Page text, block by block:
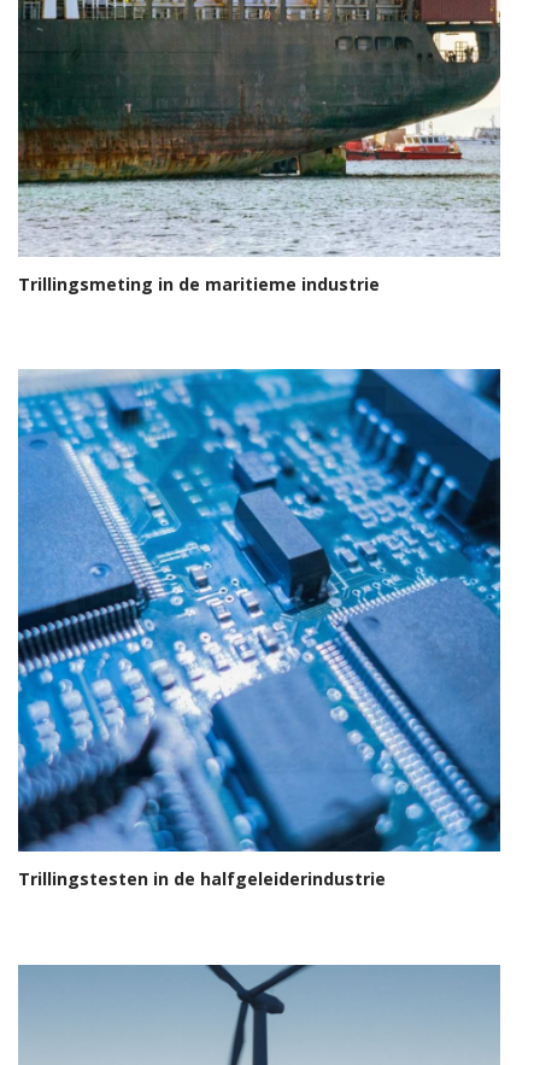
Trillingsmeting in de maritieme industrie
Trillingstesten in de halfgeleiderindustrie